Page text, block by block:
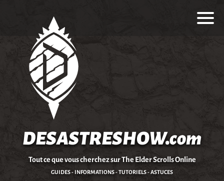
DESASTRESHOW.com
Tout ce que vous cherchez sur The Elder Scrolls Online
GUIDES - INFORMATIONS - TUTORIELS - ASTUCES